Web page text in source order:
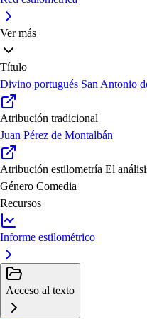
Ver más
Título
Divino portugués San Antonio
Atribución tradicional
Juan Pérez de Montalbán
Atribución estilometría El
Género Comedia
Recursos
Informe estilométrico
Acceso al texto